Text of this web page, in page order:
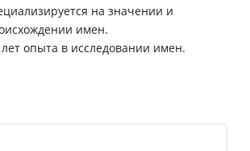
на значении и
имен.
опыта в исследовании имен.